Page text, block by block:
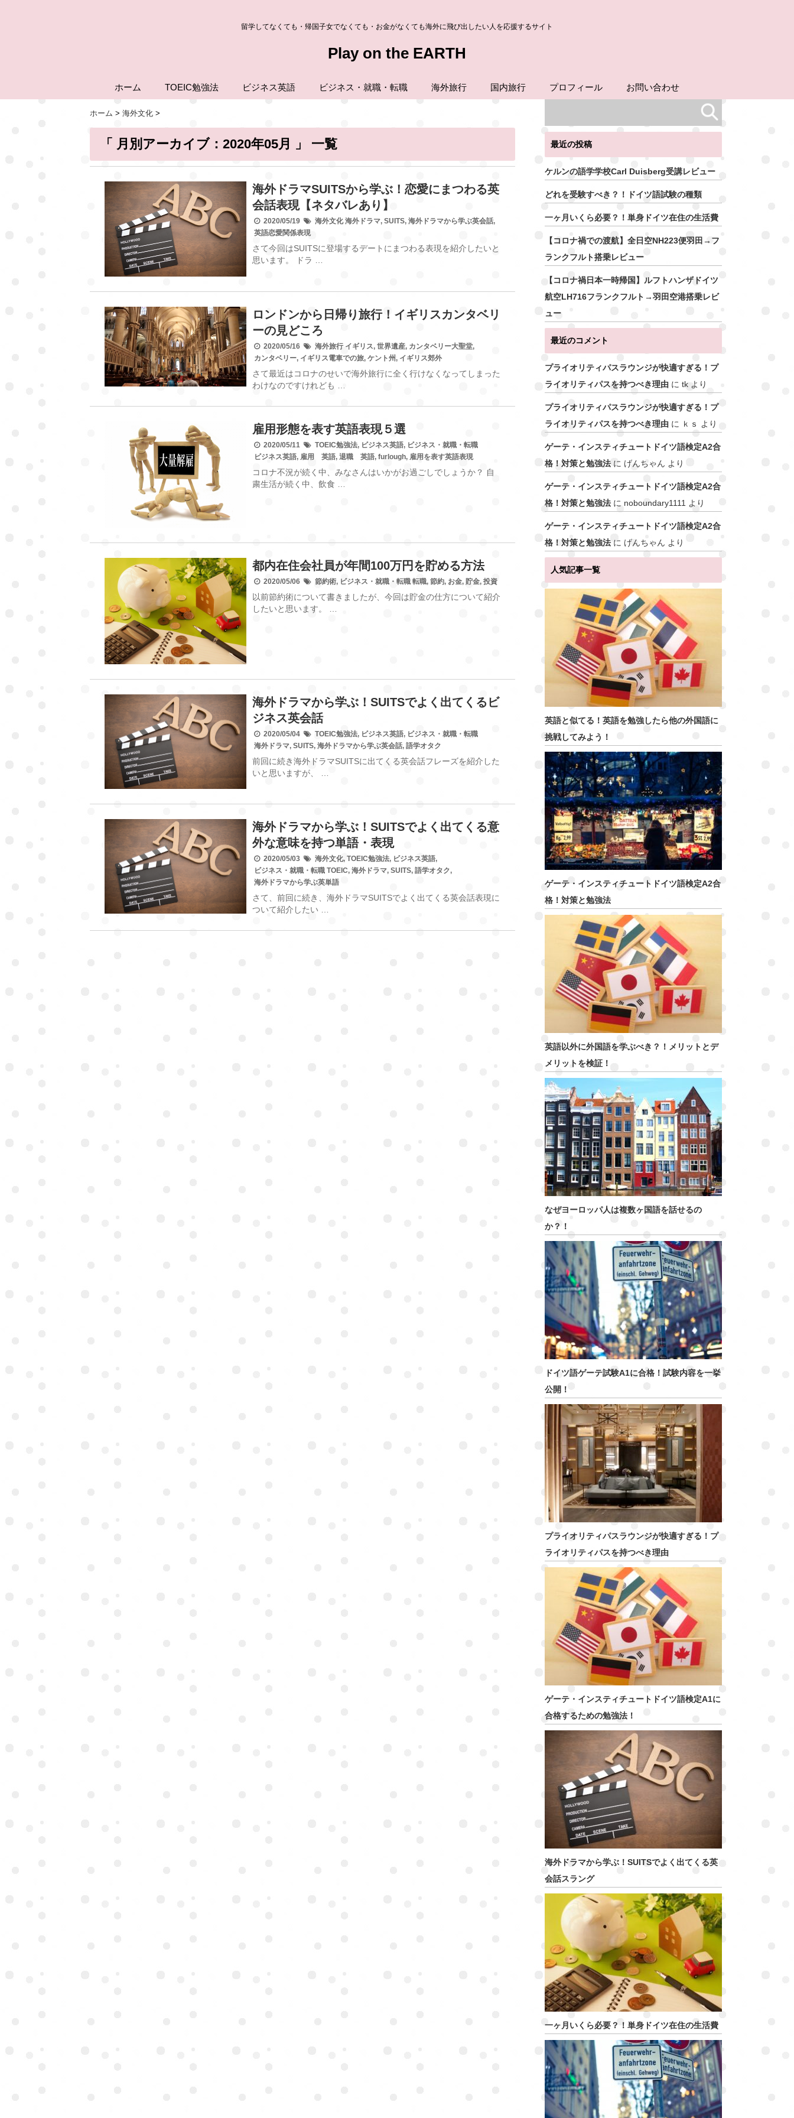
留学してなくても・帰国子女でなくても・お金がなくても海外に飛び出したい人を応援するサイト
Play on the EARTH
ホーム TOEIC勉強法 ビジネス英語 ビジネス・就職・転職 海外旅行 国内旅行 プロフィール お問い合わせ
ホーム > 海外文化 >
「 月別アーカイブ：2020年05月 」 一覧
海外ドラマSUITSから学ぶ！恋愛にまつわる英
会話表現【ネタバレあり】
2020/05/19 海外文化 海外ドラマ, SUITS, 海外ドラマから学ぶ英会話,
英語恋愛関係表現
さて今回はSUITSに登場するデートにまつわる表現を紹介したいと
思います。 ドラ …
ロンドンから日帰り旅行！イギリスカンタベリ
ーの見どころ
2020/05/16 海外旅行 イギリス, 世界遺産, カンタベリー大聖堂,
カンタベリー, イギリス電車での旅, ケント州, イギリス郊外
さて最近はコロナのせいで海外旅行に全く行けなくなってしまった
わけなのですけれども …
雇用形態を表す英語表現５選
2020/05/11 TOEIC勉強法, ビジネス英語, ビジネス・就職・転職
ビジネス英語, 雇用 英語, 退職 英語, furlough, 雇用を表す英語表現
コロナ不況が続く中、みなさんはいかがお過ごしでしょうか？ 自
粛生活が続く中、飲食 …
都内在住会社員が年間100万円を貯める方法
2020/05/06 節約術, ビジネス・就職・転職 転職, 節約, お金, 貯金, 投資
以前節約術について書きましたが、今回は貯金の仕方について紹介
したいと思います。 …
海外ドラマから学ぶ！SUITSでよく出てくるビ
ジネス英会話
2020/05/04 TOEIC勉強法, ビジネス英語, ビジネス・就職・転職
海外ドラマ, SUITS, 海外ドラマから学ぶ英会話, 語学オタク
前回に続き海外ドラマSUITSに出てくる英会話フレーズを紹介した
いと思いますが、 …
海外ドラマから学ぶ！SUITSでよく出てくる意
外な意味を持つ単語・表現
2020/05/03 海外文化, TOEIC勉強法, ビジネス英語,
ビジネス・就職・転職 TOEIC, 海外ドラマ, SUITS, 語学オタク,
海外ドラマから学ぶ英単語
さて、前回に続き、海外ドラマSUITSでよく出てくる英会話表現に
ついて紹介したい …
最近の投稿
ケルンの語学学校Carl Duisberg受講レビュー
どれを受験すべき？！ドイツ語試験の種類
一ヶ月いくら必要？！単身ドイツ在住の生活費
【コロナ禍での渡航】全日空NH223便羽田→フ
ランクフルト搭乗レビュー
【コロナ禍日本一時帰国】ルフトハンザドイツ
航空LH716フランクフルト→羽田空港搭乗レビ
ュー
最近のコメント
プライオリティパスラウンジが快適すぎる！プ
ライオリティパスを持つべき理由 に tk より
プライオリティパスラウンジが快適すぎる！プ
ライオリティパスを持つべき理由 に ｋｓ より
ゲーテ・インスティチュートドイツ語検定A2合
格！対策と勉強法に げんちゃん より
ゲーテ・インスティチュートドイツ語検定A2合
格！対策と勉強法 に noboundary1111 より
ゲーテ・インスティチュートドイツ語検定A2合
格！対策と勉強法 に げんちゃん より
人気記事一覧
英語と似てる！英語を勉強したら他の外国語に
挑戦してみよう！
ゲーテ・インスティチュートドイツ語検定A2合
格！対策と勉強法
英語以外に外国語を学ぶべき？！メリットとデ
メリットを検証！
なぜヨーロッパ人は複数ヶ国語を話せるの
か？！
ドイツ語ゲーテ試験A1に合格！試験内容を一挙
公開！
プライオリティパスラウンジが快適すぎる！プ
ライオリティパスを持つべき理由
ゲーテ・インスティチュートドイツ語検定A1に
合格するための勉強法！
海外ドラマから学ぶ！SUITSでよく出てくる英
会話スラング
一ヶ月いくら必要？！単身ドイツ在住の生活費